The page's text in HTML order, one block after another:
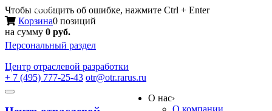
Чтобы сообщить об ошибке, нажмите Ctrl + Enter
Корзина0 позиций
на сумму 0 руб.
Персональный раздел
Центр отраслевой разработки
+ 7 (495) 777-25-43 otr@otr.rarus.ru
Toggle
Меню
О нас›
О компании